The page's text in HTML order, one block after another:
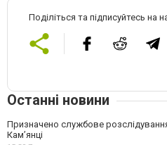
Поділіться та підписуйтесь на
Останні новини
Призначено службове
Кам’янці